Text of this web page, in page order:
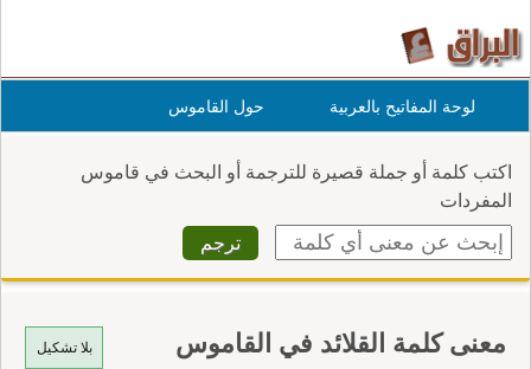
لوحة المفاتيح بالعربية حول القاموس
اكتب كلمة أو جملة قصيرة للترجمة أو البحث في قاموس
المفردات
بلا تشكيل معنى كلمة القلائد في القاموس